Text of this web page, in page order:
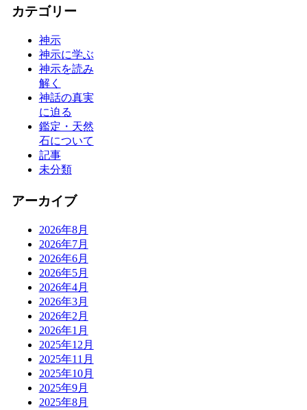
カテゴリー
神示
神示に学ぶ
神示を読み
解く
神話の真実
に迫る
鑑定・天然
石について
記事
未分類
アーカイブ
2026年8月
2026年7月
2026年6月
2026年5月
2026年4月
2026年3月
2026年2月
2026年1月
2025年12月
2025年11月
2025年10月
2025年9月
2025年8月